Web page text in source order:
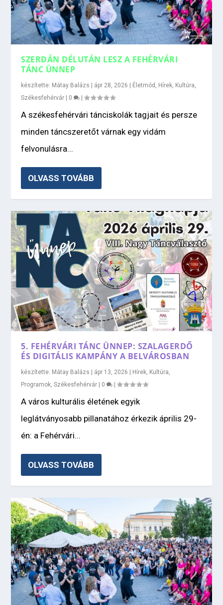
SZERDÁN DÉLUTÁN LESZ A FEHÉRVÁRI
TÁNC ÜNNEP
készítette: Mátay Balázs | ápr 28, 2026 | Életmód Hírek Kultúra
Székesfehérvár | 0 |
A székesfehérvári tánciskolák tagjait és persze
minden táncszeretőt várnak egy vidám
felvonulásra...
OLVASS TOVÁBB
5. FEHÉRVÁRI TÁNC ÜNNEP: SZALAGERDŐ
ÉS DIGITÁLIS KAMPÁNY A BELVÁROSBAN
készítette: Mátay Balázs ápr 13, 2026 Hírek, Kultúra,
Programok,Székesfehérvár 0 |
A város kulturális életének egyik
leglátványosabb pillanatához érkezik április 29-
én: a Fehérvári...
OLVASS TOVÁBB